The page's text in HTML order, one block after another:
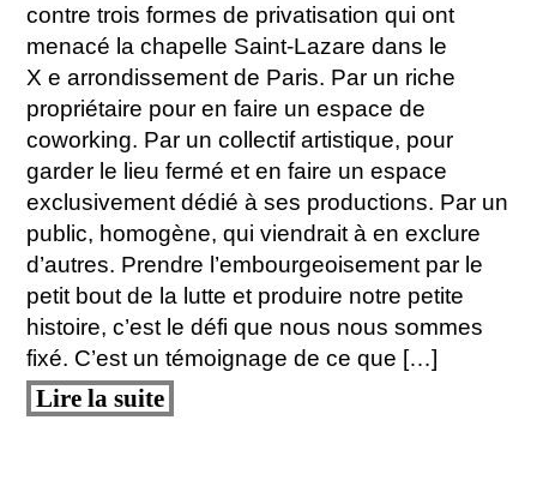
contre trois formes de privatisation qui ont
menacé la chapelle Saint-Lazare dans le
X e arrondissement de Paris. Par un riche
propriétaire pour en faire un espace de
coworking. Par un collectif artistique, pour
garder le lieu fermé et en faire un espace
exclusivement dédié à ses productions. Par un
public, homogène, qui viendrait à en exclure
d’autres. Prendre l’embourgeoisement par le
petit bout de la lutte et produire notre petite
histoire, c’est le défi que nous nous sommes
fixé. C’est un témoignage de ce que […]
Lire la suite